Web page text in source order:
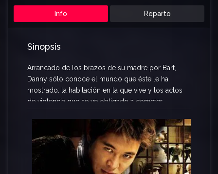
Info Reparto
Sinopsis
Arrancado de los brazos de su madre por Bart,
Danny sólo conoce el mundo que éste le ha
mostrado: la habitación en la que vive y los actos
de violencia que se ve obligado a cometer
se retrasan en el pago. Danny es, pues, un
hombre adiestrado como un perro para obedecer
las órdenes de su amo sin rechistar. Pero, un día,
Bart cae en la emboscada que le tiende un
deudor vengativo.